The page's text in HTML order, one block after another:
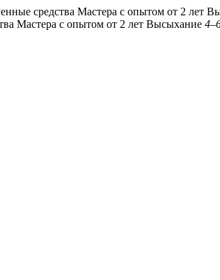
средства Мастера с опытом от 2 лет
Мастера с опытом от 2 лет Высыхание